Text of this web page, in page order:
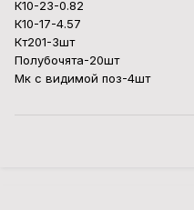
К10-23-0.82
К10-17-4.57
Кт201-3шт
Полубочята-20шт
Мк с видимой поз-4шт